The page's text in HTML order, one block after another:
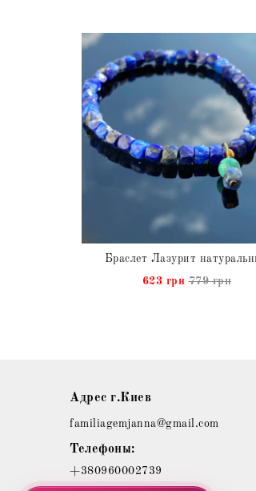
Браслет Лазурит
623 грн 779 грн
Адрес г.Киев
familiagemjanna@gmail.com
Телефоны:
+380960002739